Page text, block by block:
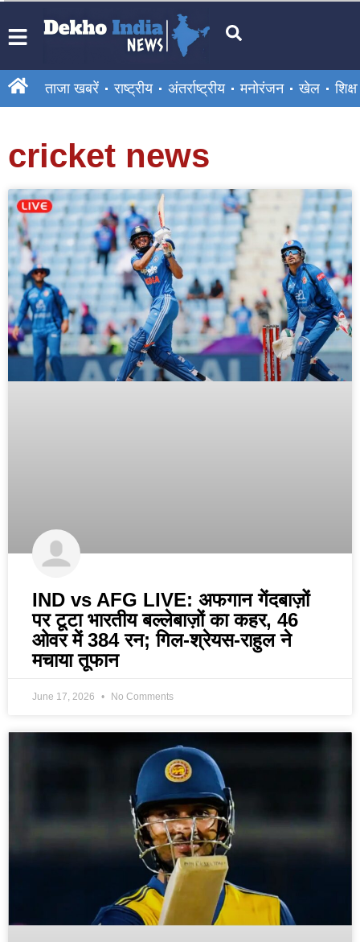
ताजा खबरें राष्ट्रीय अंतर्राष्ट्रीय मनोरंजन खेल शिक्षा
cricket news
IND vs AFG LIVE: अफगान गेंदबाज़ों
पर टूटा भारतीय बल्लेबाज़ों का कहर, 46
ओवर में 384 रन; गिल-श्रेयस-राहुल ने
मचाया तूफान
June 17, 2026 No Comments